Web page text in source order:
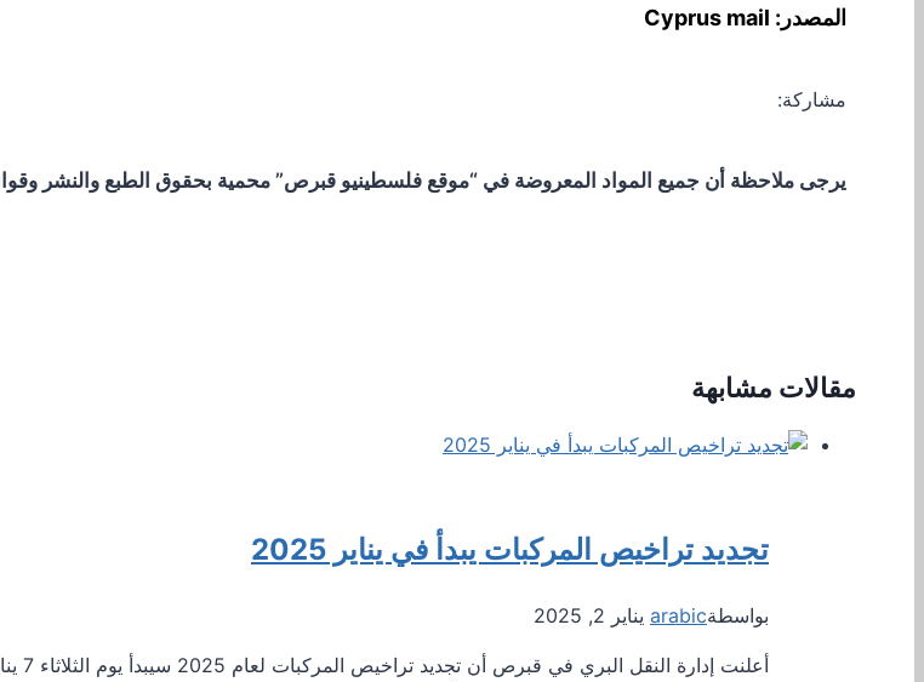
المصدر: Cyprus mail
مشاركة:
يرجى ملاحظة أن جميع المواد المعروضة في “موقع فلسطينيو قبرص” محمية بحقوق الطبع والنشر وقوانين
مقالات مشابهة
تجديد تراخيص المركبات يبدأ في يناير 2025
بواسطةarabic يناير 2, 2025